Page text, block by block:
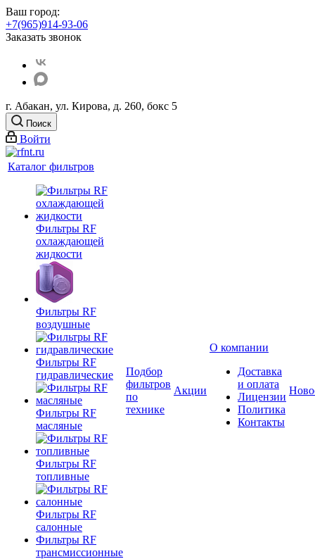
Ваш город:
+7(965)914-93-06
Заказать звонок
г. Абакан, ул. Кирова, д. 260, бокс 5
Поиск
Войти
Каталог фильтров
Фильтры RF
охлаждающей
жидкости
Фильтры RF
воздушные
Фильтры RF
гидравлические
Фильтры RF
масляные
Фильтры RF
топливные
Фильтры RF
салонные
Фильтры RF
трансмиссионные
Подбор
фильтров
по
технике
Акции
О компании
Доставка
и оплата
Лицензии
Политика
Контакты